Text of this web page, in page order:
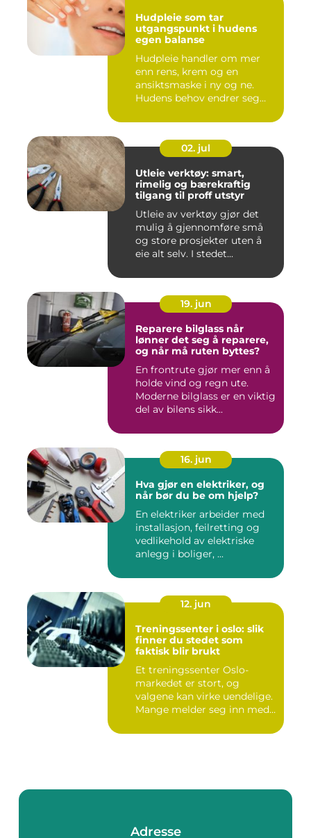
Hudpleie som tar
utgangspunkt i hudens
egen balanse
Hudpleie handler om mer
enn rens, krem og en
ansiktsmaske i ny og ne.
Hudens behov endrer seg
02. jul
Utleie verktøy: smart,
rimelig og bærekraftig
tilgang til proff utstyr
Utleie av verktøy gjør det
mulig å gjennomføre små
og store prosjekter uten å
eie alt selv. I stedet...
19. jun
Reparere bilglass når
lønner det seg å reparere,
og når må ruten byttes?
En frontrute gjør mer enn å
holde vind og regn ute.
Moderne bilglass er en viktig
del av bilens sikk...
16. jun
Hva gjør en elektriker, og
når bør du be om hjelp?
En elektriker arbeider med
installasjon, feilretting og
vedlikehold av elektriske
anlegg i boliger, ...
12. jun
Treningssenter i oslo: slik
finner du stedet som
faktisk blir brukt
Et treningssenter Oslo-
markedet er stort, og
valgene kan virke uendelige.
Mange melder seg inn med
Adresse